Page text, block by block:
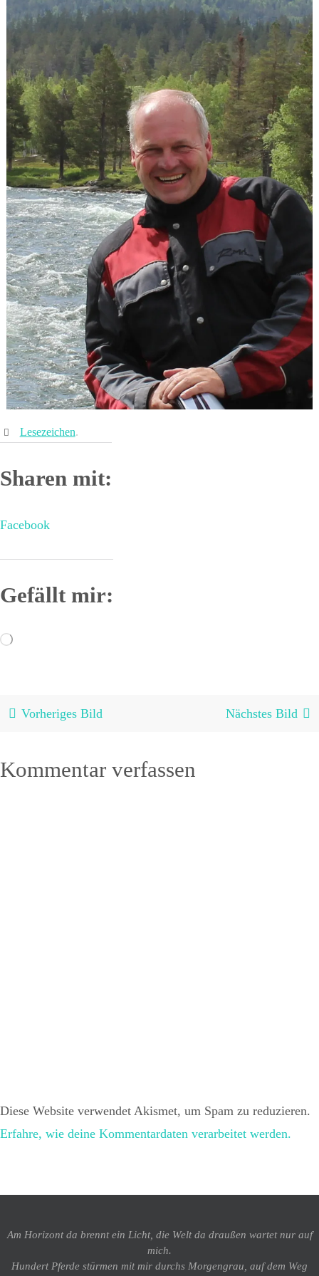
Lesezeichen.
Sharen mit:
Facebook
Gefällt mir:
Wird
Vorheriges Bild Nächstes Bild
Kommentar verfassen
Diese Website verwendet Akismet, um Spam zu reduzieren.
Erfahre, wie deine Kommentardaten verarbeitet werden.
Am Horizont da brennt ein Licht, die Welt da draußen wartet nur auf
mich.
Hundert Pferde stürmen mit mir durchs Morgengrau, auf dem Weg